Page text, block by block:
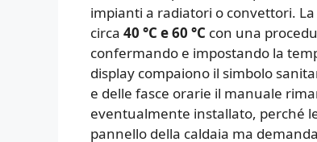
impianti a radiatori o convettori. La
circa 40 °C e 60 °C con una
confermando e impostando la
display compaiono il simbolo
e delle fasce orarie il manuale
eventualmente installato, perché
pannello della caldaia ma